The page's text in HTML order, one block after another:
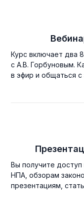
Курс включает два
с А.В. Горбуновым.
в эфир и общаться с
Вы получите
НПА, обзорам
презентациям,